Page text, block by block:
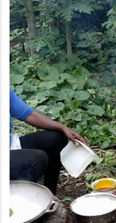
SÉNÉGAL
GHANA
ÎLE
GUINÉE